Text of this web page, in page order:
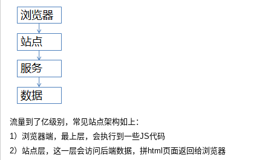
流量到了亿级别，常见站点架构如上：
1）浏览器端，最上层，会执行到一些JS代码
2）站点层，这一层会访问后端数据，拼html页面返回给浏览器